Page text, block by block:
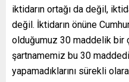
iktidarın ortağı da değil,
değil. İktidarın önüne
olduğumuz 30 maddelik bir
şartnamemiz bu 30
yapamadıklarını sürekli